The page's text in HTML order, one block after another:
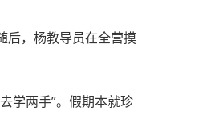
后，杨教导员在全营摸
学两手”。假期本就珍